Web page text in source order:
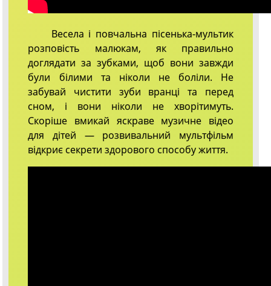
Весела і повчальна пісенька-мультик
розповість малюкам, як правильно
доглядати за зубками, щоб вони завжди
були білими та ніколи не боліли. Не
забувай чистити зуби вранці та перед
сном, і вони ніколи не хворітимуть.
Скоріше вмикай яскраве музичне відео
для дітей — розвивальний мультфільм
відкриє секрети здорового способу життя.